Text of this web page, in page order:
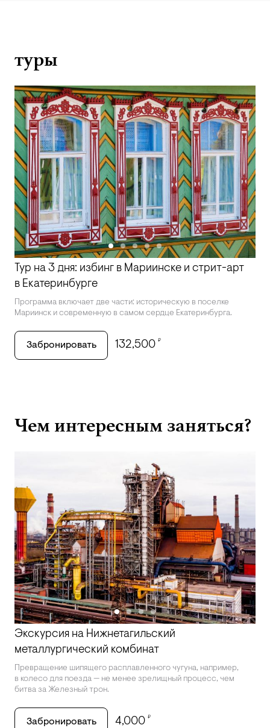
отрадно. Даже обычная прогулка по городу
Что уж говорить о сокровищах, которые
встретятся в Музее истории камнерезного
и ювелирного искусства: не экспозиция,
а сказочное владение Хозяйки Медной горы
(и кстати, она тоже родом с Урала).
туры
Тур на 3 дня: избинг в Мариинске и стрит-арт
в Екатеринбурге
Программа включает две части: историческую в поселке
Мариинск и современную в самом сердце Екатеринбурга.
Забронировать 132,500 ₽
Чем интересным заняться?
Экскурсия на Нижнетагильский
металлургический комбинат
Превращение шипящего расплавленного чугуна, например,
в колесо для поезда — не менее зрелищный процесс, чем
битва за Железный трон.
Забронировать 4,000 ₽